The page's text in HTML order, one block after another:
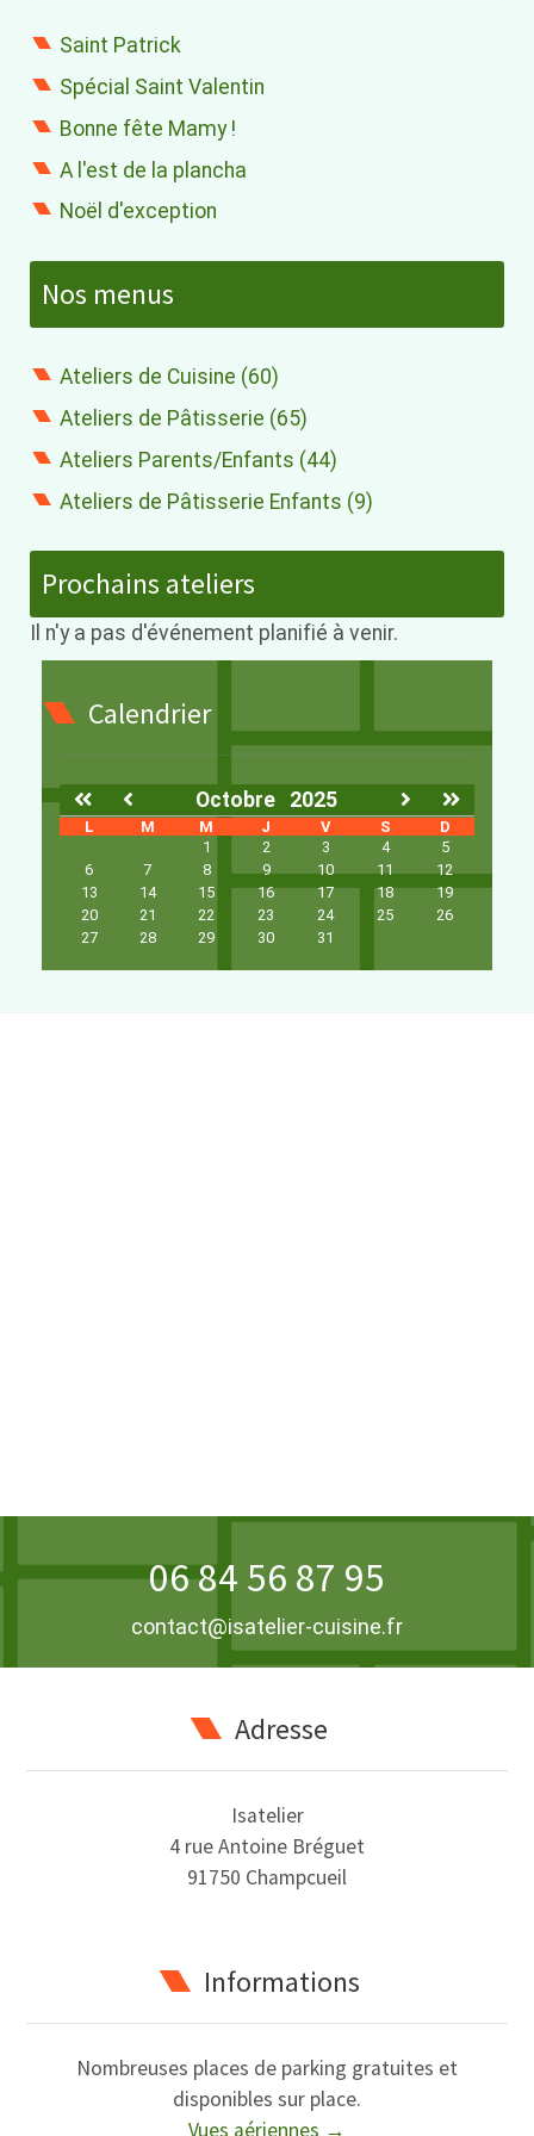
Saint Patrick
Spécial Saint Valentin
Bonne fête Mamy !
A l'est de la plancha
Noël d'exception
Nos menus
Ateliers de Cuisine (60)
Ateliers de Pâtisserie (65)
Ateliers Parents/Enfants (44)
Ateliers de Pâtisserie Enfants (9)
Prochains ateliers
Il n'y a pas d'événement planifié à venir.
Calendrier
Octobre 2025
L M M J V S
D
1
2 3 4
5
6
7 8 9 10 11
12
13
14 15 16 17 18
19
20
21 22 23 24 25
26
27
28 29 30 31
06 84 56 87 95
contact@isatelier-cuisine.fr
Adresse
Isatelier
4 rue Antoine Bréguet
91750 Champcueil
Informations
Nombreuses places de parking gratuites et
disponibles sur place.
Vues aériennes →